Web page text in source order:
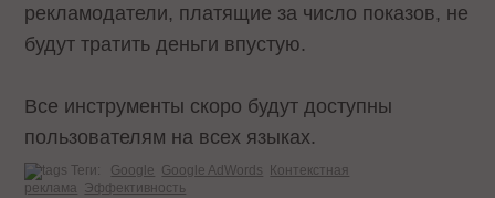
рекламодатели, платящие за число показов, не
будут тратить деньги впустую.
Все инструменты скоро будут доступны
пользователям на всех языках.
Теги: Google Google AdWords
Контекстная
реклама Эффективность